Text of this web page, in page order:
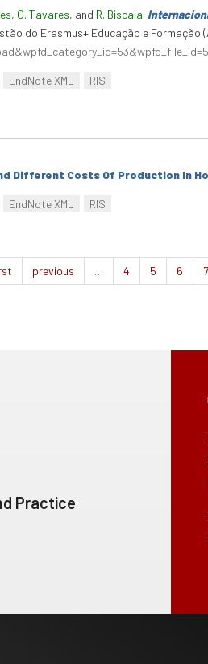
, O. Tavares, and R. Biscaia.
do Erasmus+ Educação e Formação
EndNote XML RIS
Different Costs Of Production In
EndNote XML RIS
previous … 4 5 6 7
Practice